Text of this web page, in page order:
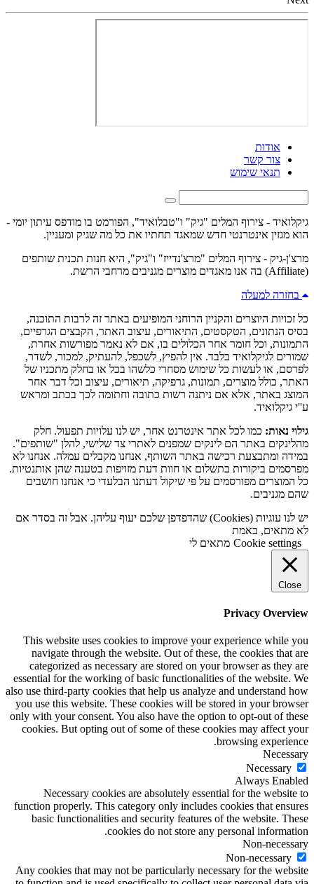
אודות
צור קשר
תנאי שימוש
גיקלואיד - צירוף המלים "גיק" ו"טבלואיד", הפורמט בו מודפס עיתון יומי -
הוא מגזין אינטרנטי חדש שמאגד תחתיו את כל מה שגיק ומעניין.
מרצ'ן-גיק - צירוף המלים "מרצ'נדייז" ו"גיק", היא חנות תכנית שותפים
(Affiliate) בה אנו מאגדים מוצרים מגניבים מרחבי הרשת.
בחזרה למעלה
כל זכויות היוצרים והקניין הרוחני המופיעים באתר זה לרבות התוכנה,
בסיס הנתונים, הטקסטים, התיאורים, עיצוב האתר, הקבצים הגרפיים,
התמונות, וכל חומר אחר הכלולים בו, אם לא נאמר מפורשות אחרת,
שמורים לגיקלואיד בלבד. אין להפיץ, לשכפל, להעתיק, למכור, לשדר,
לפרסם, או לעשות כל שימוש מסחרי כלשהו בכל או בחלק מתכניו של
האתר, כולל מוצרים, תמונות, גרפיקה, תיאורים, עיצוב וכל דבר אחר
המוצג באתר, אלא אם ניתנה רשות כתובה וחתומה לכך בכתב ומראש
ע''י גיקלואיד.
גילוי נאות: כמו לכל אתר אינטרנט אחר, יש לנו עלויות תפעול. חלק
מהלינקים באתר הם לינקים שמפנים לאתרי צד שלישי, להלן "שותפים".
במידה ומתבצעת רכישה באתר השותף, אנחנו מקבלים עמלה. אנחנו לא
מפרסמים ביקורות בתשלום או חוות דעת מזויפות בטענה שהן אותנטיות.
כל המוצרים מפורסמים על פי שיקול דעתנו הבלעדי כי אנחנו חושבים
שהם מגניבים.
יש לנו עוגיות (Cookies) שהדפדפן שלכם יעוף עליהן. אבל זה בסדר אם
לא מתאים, באמת
Cookie settings מתאים לי
Close
Privacy Overview
This website uses cookies to improve your experience while you
navigate through the website. Out of these, the cookies that are
categorized as necessary are stored on your browser as they are
essential for the working of basic functionalities of the website. We
also use third-party cookies that help us analyze and understand how
you use this website. These cookies will be stored in your browser
only with your consent. You also have the option to opt-out of these
cookies. But opting out of some of these cookies may affect your
browsing experience.
Necessary
Necessary
Always Enabled
Necessary cookies are absolutely essential for the website to
function properly. This category only includes cookies that ensures
basic functionalities and security features of the website. These
cookies do not store any personal information.
Non-necessary
Non-necessary
Any cookies that may not be particularly necessary for the website